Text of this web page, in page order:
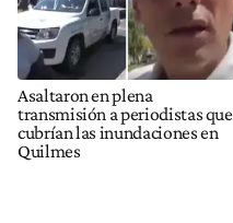
Asaltaron en plena
transmisión a periodistas que
cubrían las inundaciones en
Quilmes